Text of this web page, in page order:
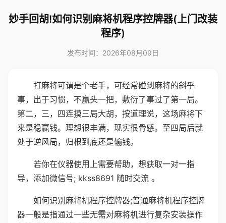
妙手回胡!如何识别麻将机程序控牌器(上门改装
程序)
发布时间：2026年08月09日
打麻将可谓是个老手，可经常碰到麻将的斜乎
事，出于习惯，不赢头一把，敷衍了事过了第一局。
第二，三，四连摸三局大胡，按道理说，这场麻将下
来是稳赢钱。理想很丰满，现实很骨感。至四局后就
处于逆风局，归根到底还是输钱。
若你在仪器使用上需要帮助，想获取一对一指
导，添加微信号; kkss8691 随时交流 。
如何识别麻将机程序控牌器;普通麻将机程序控牌
器一般是指通过一些无需对麻将机进行复杂安装操作